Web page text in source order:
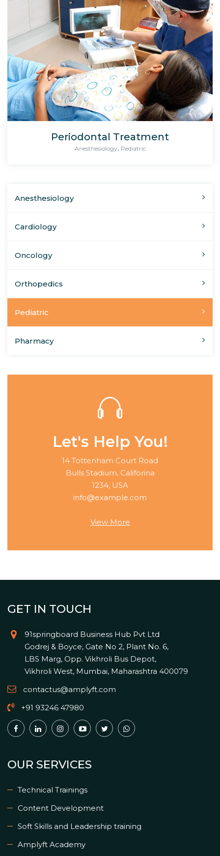
Periodontal Treatment
Anesthesiology, Pediatric
Anesthesiology
Cardiology
Oncology
Orthopedics
Pediatric
Pharmacy
Let's Help You!
14 Tottenham Court Road
Bulls Stadium, Califorina
1234, USA
info@example.com
View More
GET IN TOUCH
91springboard Business Hub Pvt Ltd
Godrej & Boyce, Gate No 2, Plant No. 6,
LBS Marg, Opp. Vikhroli Bus Depot,
Vikhroli West, Mumbai, Maharashtra 400079
contactus@amplyft.com
+91 93246 47980
OUR SERVICES
Technical Trainings
Content Development
Soft Skills and Leadership training
Amplyft Academy